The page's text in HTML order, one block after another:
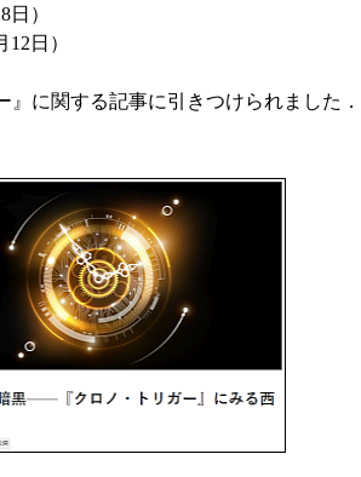
日）
12日）
に関する記事に引きつけられました．